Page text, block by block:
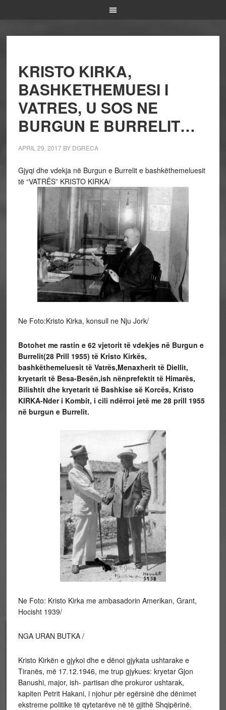
KRISTO KIRKA,
BASHKETHEMUESI I
VATRES, U SOS NE
BURGUN E BURRELIT…
APRIL 29, 2017BY DGRECA
Gjyqi dhe vdekja në Burgun e Burrelit e bashkëthemeluesit
të “VATRËS” KRISTO KIRKA/
Ne Foto:Kristo Kirka, konsull ne Nju Jork/
Botohet me rastin e 62 vjetorit tëvdekjes nëBurgun e
Burrelit(28 Prill 1955) tëKristo Kirkës,
bashkëthemeluesit tëVatrës,Menaxherit të Diellit,
kryetarit të Besa-Besën,ish nënprefektit të Himarës,
Bilishtit dhe kryetarit të Bashkise së Korcës, Kristo
KIRKA-Nder i Kombit, i cili ndërroi jetë me 28 prill 1955
në burgun e Burrelit.
Ne Foto: Kristo Kirka me ambasadorin Amerikan, Grant,
Hocisht 1939/
NGA URAN BUTKA /
Kristo Kirkën e gjykoi dhe e dënoi gjykata ushtarake e
Tiranës, më 17.12.1946, me trup gjykues: kryetar Gjon
Banushi, major, ish- partisan dhe prokuror ushtarak,
kapiten Petrit Hakani, i njohur për egërsinë dhe dënimet
ekstreme politike të qytetarëve në të gjithë Shqipërinë.